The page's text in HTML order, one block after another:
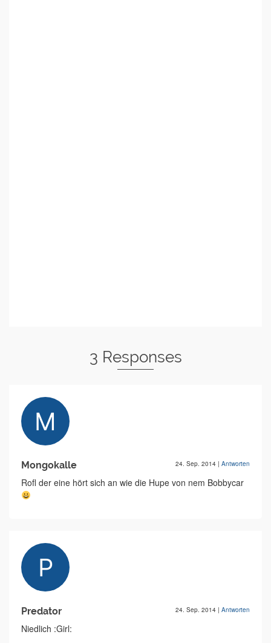
3 Responses
Mongokalle 24. Sep. 2014 | Antworten
Rofl der eine hört sich an wie die Hupe von nem Bobbycar
Predator 24. Sep. 2014 | Antworten
Niedlich :Girl: